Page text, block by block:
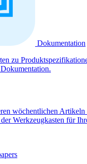
Dokumentation
zu
wöchentlichen
Werkzeugkasten für